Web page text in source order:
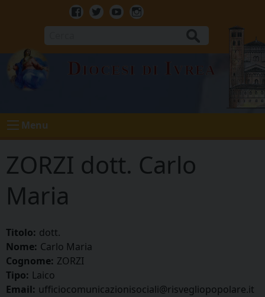
Facebook
TwitterYoutubeInstagram
Diocesi di Ivrea
Menu
ZORZI dott. Carlo
Maria
Titolo: dott.
Nome: Carlo Maria
Cognome: ZORZI
Tipo: Laico
Email: ufficiocomunicazionisociali@risvegliopopolare.it